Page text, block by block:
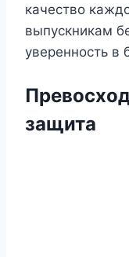
качество
выпускникам
уверенность в
защита